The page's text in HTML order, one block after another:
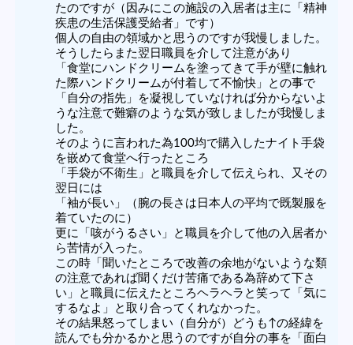
たのですが（因みにこの施設の入居者は主に「精神
疾患の生活保護受給者」です）
個人の自由の領域かと思うのですが我慢しました。
そうしたらまた翌日職員を介して注意があり
「食堂にハンドクリームを塗ってきて手が壁に触れ
た際ハンドクリームが付着して不愉快」との事で
「自分の指先」を凝視していなければ分からないよ
うな注意で難癖のような気が致しましたが我慢しま
した。
そのように言われた為100均で購入したナイト手袋
を嵌めて食堂へ行ったところ
「手袋が不衛生」と職員を介して伝えられ、又その
翌日には
「袖が長い」（腕の長さは日本人の平均で既製服を
着ていたのに）
更に「咳がうるさい」と職員を介して他の入居者か
ら苦情が入った。
この時「聞いたところで改善の余地がないような類
の注意であれば聞くだけ苦痛である為辞めて下さ
い」と職員に伝えたところヘラヘラと笑って「気に
するなよ」と取り合ってくれなかった。
その結果怒ってしまい（自分が）どうも↑の経緯を
読んでも分かるかと思うのですが自分の事を「面白